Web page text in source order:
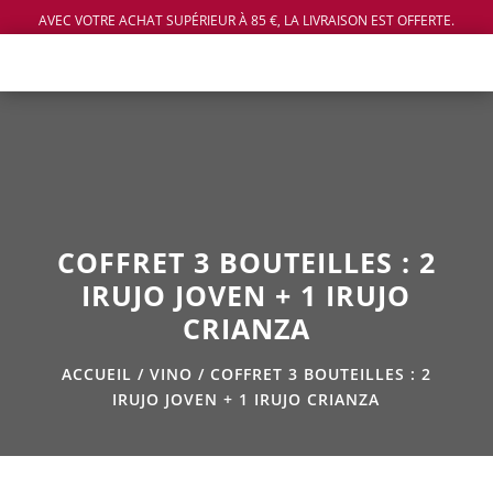
AVEC VOTRE ACHAT SUPÉRIEUR À 85 €, LA LIVRAISON EST OFFERTE.
COFFRET 3 BOUTEILLES : 2
IRUJO JOVEN + 1 IRUJO
CRIANZA
ACCUEIL / VINO / COFFRET 3 BOUTEILLES : 2
IRUJO JOVEN + 1 IRUJO CRIANZA